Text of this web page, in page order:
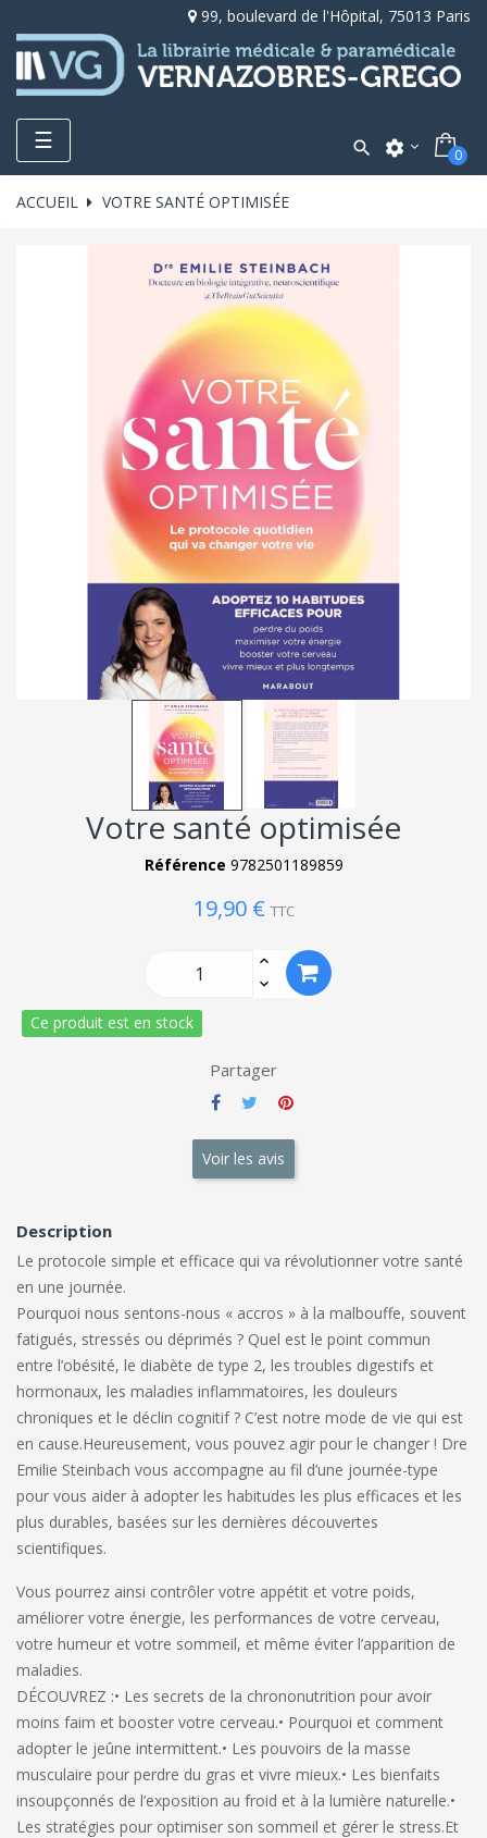
99, boulevard de l'Hôpital, 75013 Paris
Toggle
navigation
☰  settings 0
ACCUEIL VOTRE SANTÉ OPTIMISÉE
Votre santé optimisée
Référence 9782501189859
19,90 € TTC
Ce produit est en stock
Partager
Voir les avis
Description
Le protocole simple et efficace qui va révolutionner votre santé
en une journée.
Pourquoi nous sentons-nous « accros » à la malbouffe, souvent
fatigués, stressés ou déprimés ? Quel est le point commun
entre l’obésité, le diabète de type 2, les troubles digestifs et
hormonaux, les maladies inflammatoires, les douleurs
chroniques et le déclin cognitif ? C’est notre mode de vie qui est
en cause.Heureusement, vous pouvez agir pour le changer ! Dre
Emilie Steinbach vous accompagne au fil d’une journée-type
pour vous aider à adopter les habitudes les plus efficaces et les
plus durables, basées sur les dernières découvertes
scientifiques.
Vous pourrez ainsi contrôler votre appétit et votre poids,
améliorer votre énergie, les performances de votre cerveau,
votre humeur et votre sommeil, et même éviter l’apparition de
maladies.
DÉCOUVREZ :• Les secrets de la chrononutrition pour avoir
moins faim et booster votre cerveau.• Pourquoi et comment
adopter le jeûne intermittent.• Les pouvoirs de la masse
musculaire pour perdre du gras et vivre mieux.• Les bienfaits
insoupçonnés de l’exposition au froid et à la lumière naturelle.•
Les stratégies pour optimiser son sommeil et gérer le stress.Et